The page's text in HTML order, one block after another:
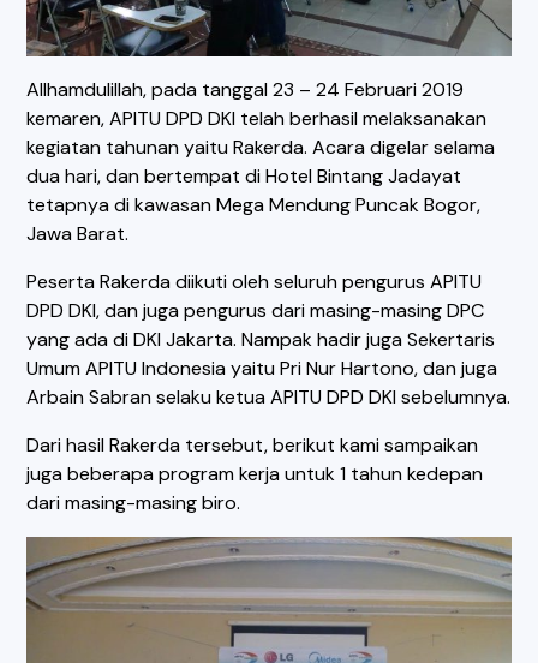
Allhamdulillah, pada tanggal 23 – 24 Februari 2019
kemaren, APITU DPD DKI telah berhasil melaksanakan
kegiatan tahunan yaitu Rakerda. Acara digelar selama
dua hari, dan bertempat di Hotel Bintang Jadayat
tetapnya di kawasan Mega Mendung Puncak Bogor,
Jawa Barat.
Peserta Rakerda diikuti oleh seluruh pengurus APITU
DPD DKI, dan juga pengurus dari masing-masing DPC
yang ada di DKI Jakarta. Nampak hadir juga Sekertaris
Umum APITU Indonesia yaitu Pri Nur Hartono, dan juga
Arbain Sabran selaku ketua APITU DPD DKI sebelumnya.
Dari hasil Rakerda tersebut, berikut kami sampaikan
juga beberapa program kerja untuk 1 tahun kedepan
dari masing-masing biro.